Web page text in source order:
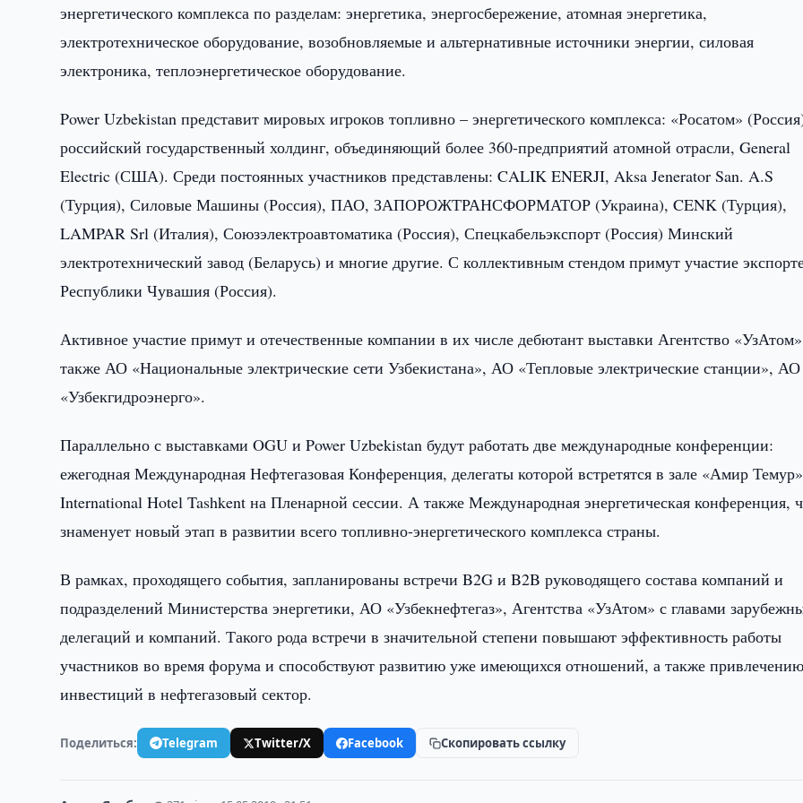
энергетического комплекса по разделам: энергетика, энергосбережение, атомная энергетика,
электротехническое оборудование, возобновляемые и альтернативные источники энергии, силовая
электроника, теплоэнергетическое оборудование.
Power Uzbekistan представит мировых игроков топливно – энергетического комплекса: «Росатом»
российский государственный холдинг, объединяющий более 360-предприятий атомной отрасли, General
Electric (США). Среди постоянных участников представлены: CALIK ENERJI, Aksa Jenerator San. A.S
(Турция), Силовые Машины (Россия), ПАО, ЗАПОРОЖТРАНСФОРМАТОР (Украина), CENK (Турция),
LAMPAR Srl (Италия), Союзэлектроавтоматика (Россия), Спецкабельэкспорт (Россия) Минский
электротехнический завод (Беларусь) и многие другие. С коллективным стендом примут участие
Республики Чувашия (Россия).
Активное участие примут и отечественные компании в их числе дебютант выставки Агентство
также АО «Национальные электрические сети Узбекистана», АО «Тепловые электрические станции», АО
«Узбекгидроэнерго».
Параллельно с выставками OGU и Power Uzbekistan будут работать две международные конференции:
ежегодная Международная Нефтегазовая Конференция, делегаты которой встретятся в зале «Амир
International Hotel Tashkent на Пленарной сессии. А также Международная энергетическая конференция,
знаменует новый этап в развитии всего топливно-энергетического комплекса страны.
В рамках, проходящего события, запланированы встречи B2G и B2B руководящего состава компаний и
подразделений Министерства энергетики, АО «Узбекнефтегаз», Агентства «УзАтом» с главами
делегаций и компаний. Такого рода встречи в значительной степени повышают эффективность работы
участников во время форума и способствуют развитию уже имеющихся отношений, а также привлечению
инвестиций в нефтегазовый сектор.
Поделиться: Telegram Twitter/X Facebook Скопировать ссылку